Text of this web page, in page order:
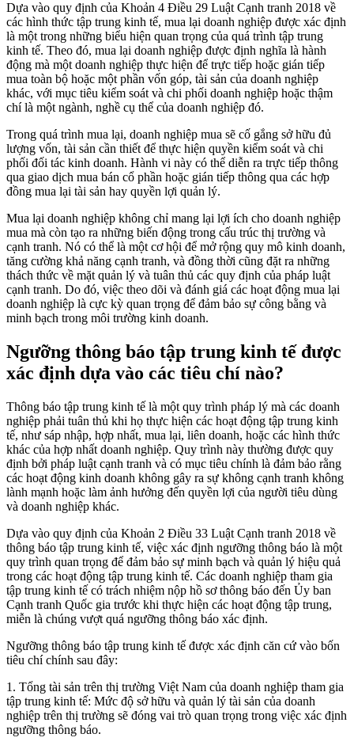
Dựa vào quy định của Khoản 4 Điều 29 Luật Cạnh tranh 2018 về
các hình thức tập trung kinh tế, mua lại doanh nghiệp được xác định
là một trong những biểu hiện quan trọng của quá trình tập trung
kinh tế. Theo đó, mua lại doanh nghiệp được định nghĩa là hành
động mà một doanh nghiệp thực hiện để trực tiếp hoặc gián tiếp
mua toàn bộ hoặc một phần vốn góp, tài sản của doanh nghiệp
khác, với mục tiêu kiểm soát và chi phối doanh nghiệp hoặc thậm
chí là một ngành, nghề cụ thể của doanh nghiệp đó.
Trong quá trình mua lại, doanh nghiệp mua sẽ cố gắng sở hữu đủ
lượng vốn, tài sản cần thiết để thực hiện quyền kiểm soát và chi
phối đối tác kinh doanh. Hành vi này có thể diễn ra trực tiếp thông
qua giao dịch mua bán cổ phần hoặc gián tiếp thông qua các hợp
đồng mua lại tài sản hay quyền lợi quản lý.
Mua lại doanh nghiệp không chỉ mang lại lợi ích cho doanh nghiệp
mua mà còn tạo ra những biến động trong cấu trúc thị trường và
cạnh tranh. Nó có thể là một cơ hội để mở rộng quy mô kinh doanh,
tăng cường khả năng cạnh tranh, và đồng thời cũng đặt ra những
thách thức về mặt quản lý và tuân thủ các quy định của pháp luật
cạnh tranh. Do đó, việc theo dõi và đánh giá các hoạt động mua lại
doanh nghiệp là cực kỳ quan trọng để đảm bảo sự công bằng và
minh bạch trong môi trường kinh doanh.
Ngưỡng thông báo tập trung kinh tế được
xác định dựa vào các tiêu chí nào?
Thông báo tập trung kinh tế là một quy trình pháp lý mà các doanh
nghiệp phải tuân thủ khi họ thực hiện các hoạt động tập trung kinh
tế, như sáp nhập, hợp nhất, mua lại, liên doanh, hoặc các hình thức
khác của hợp nhất doanh nghiệp. Quy trình này thường được quy
định bởi pháp luật cạnh tranh và có mục tiêu chính là đảm bảo rằng
các hoạt động kinh doanh không gây ra sự không cạnh tranh không
lành mạnh hoặc làm ảnh hưởng đến quyền lợi của người tiêu dùng
và doanh nghiệp khác.
Dựa vào quy định của Khoản 2 Điều 33 Luật Cạnh tranh 2018 về
thông báo tập trung kinh tế, việc xác định ngưỡng thông báo là một
quy trình quan trọng để đảm bảo sự minh bạch và quản lý hiệu quả
trong các hoạt động tập trung kinh tế. Các doanh nghiệp tham gia
tập trung kinh tế có trách nhiệm nộp hồ sơ thông báo đến Ủy ban
Cạnh tranh Quốc gia trước khi thực hiện các hoạt động tập trung,
miễn là chúng vượt quá ngưỡng thông báo xác định.
Ngưỡng thông báo tập trung kinh tế được xác định căn cứ vào bốn
tiêu chí chính sau đây:
1. Tổng tài sản trên thị trường Việt Nam của doanh nghiệp tham gia
tập trung kinh tế: Mức độ sở hữu và quản lý tài sản của doanh
nghiệp trên thị trường sẽ đóng vai trò quan trọng trong việc xác định
ngưỡng thông báo.